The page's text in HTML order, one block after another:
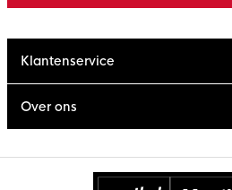
Klantenservice
Over ons